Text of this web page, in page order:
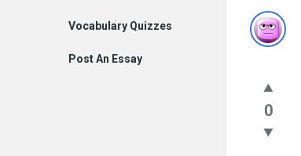
0
Vocabulary Quizzes
Post An Essay